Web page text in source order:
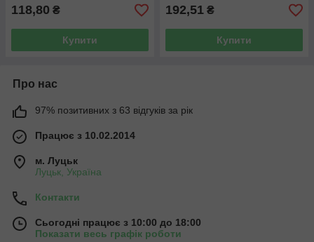
118,80 ₴
Купити
192,51 ₴
Купити
Про нас
97% позитивних з 63 відгуків за рік
Працює з 10.02.2014
м. Луцьк
Луцьк, Україна
Контакти
Сьогодні працює з 10:00 до 18:00
Показати весь графік роботи